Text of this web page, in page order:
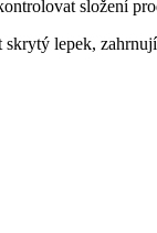
složení
skrytý lepek,